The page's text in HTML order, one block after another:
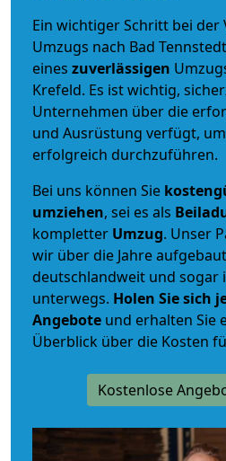
Ein wichtiger Schritt bei
Umzugs nach Bad
eines zuverlässigen
Krefeld. Es ist wichtig,
Unternehmen über die
und Ausrüstung verfügt,
erfolgreich durchzuführen.
Bei uns können Sie
umziehen, sei es als
kompletter Umzug. Unser
wir über die Jahre
deutschlandweit und sogar
unterwegs. Holen Sie sich
Angebote und erhalten Sie
Überblick über die Kosten
Kostenlose